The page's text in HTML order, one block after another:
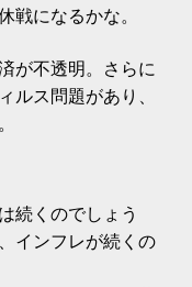
戦になるかな。
が不透明。さらに
ルス問題があり、
続くのでしょう
インフレが続くの